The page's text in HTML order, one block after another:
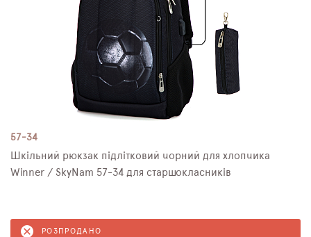
57-34
Шкільний рюкзак підлітковий чорний для хлопчика
Winner / SkyNam 57-34 для старшокласників
РОЗПРОДАНО